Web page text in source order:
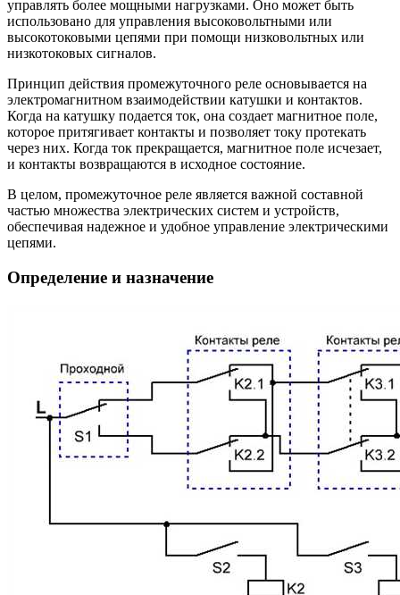
управлять более мощными нагрузками. Оно может быть
использовано для управления высоковольтными или
высокотоковыми цепями при помощи низковольтных или
низкотоковых сигналов.
Принцип действия промежуточного реле основывается на
электромагнитном взаимодействии катушки и контактов.
Когда на катушку подается ток, она создает магнитное поле,
которое притягивает контакты и позволяет току протекать
через них. Когда ток прекращается, магнитное поле исчезает,
и контакты возвращаются в исходное состояние.
В целом, промежуточное реле является важной составной
частью множества электрических систем и устройств,
обеспечивая надежное и удобное управление электрическими
цепями.
Определение и назначение